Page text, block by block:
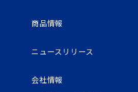
商品情報
ニュースリリース
会社情報